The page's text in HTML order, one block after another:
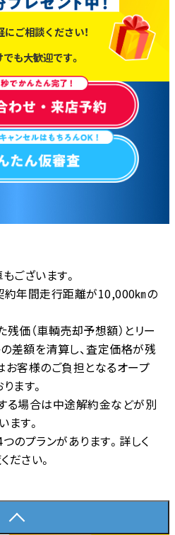
ご相談ください！
も大歓迎です。
ございます。
約年間走行距離が10,000㎞の
価（車輌売却予想額）とリー
差額を清算し、査定価格が残
お客様のご負担となるオープ
ます。
る場合は中途解約金などが別
す。
のプランがあります。詳しく
ださい。